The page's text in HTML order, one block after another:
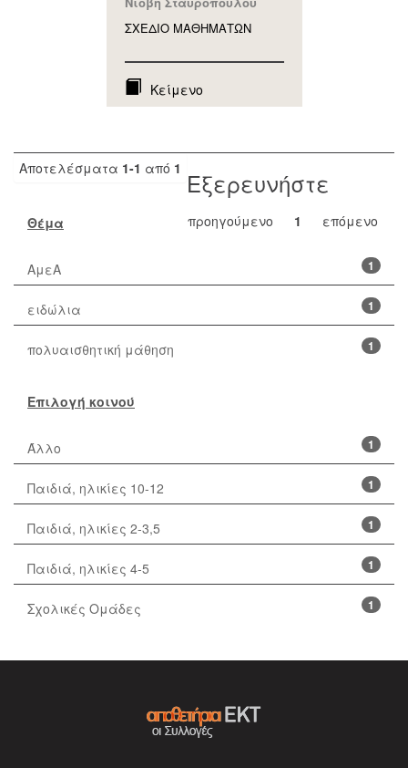
ΣΧΕΔΙΟ ΜΑΘΗΜAΤΩΝ
Κείμενο
Αποτελέσματα 1-1 από 1
προηγούμενο 1 επόμενο
Εξερευνήστε
Θέμα
1
ΑμεΑ
1
ειδώλια
1
πολυαισθητική μάθηση
Επιλογή κοινού
1
Άλλο
1
Παιδιά, ηλικίες 10-12
1
Παιδιά, ηλικίες 2-3,5
1
Παιδιά, ηλικίες 4-5
1
Σχολικές Ομάδες